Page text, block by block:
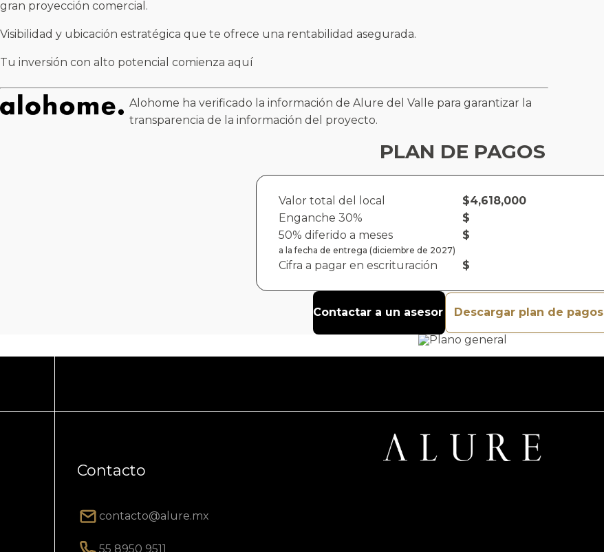
gran proyección comercial.
Visibilidad y ubicación estratégica que te ofrece una rentabilidad asegurada.
Tu inversión con alto potencial comienza aquí
Alohome ha verificado la información de Alure del Valle para garantizar la
transparencia de la información del proyecto.
PLAN DE PAGOS
Valor total del local
Enganche 30%
50% diferido a meses
a la fecha de entrega (diciembre de 2027)
Cifra a pagar en escrituración
$4,618,000
$
$
$
Contactar a un asesor Descargar plan de pagos
Contacto
contacto@alure.mx
55 8950 9511